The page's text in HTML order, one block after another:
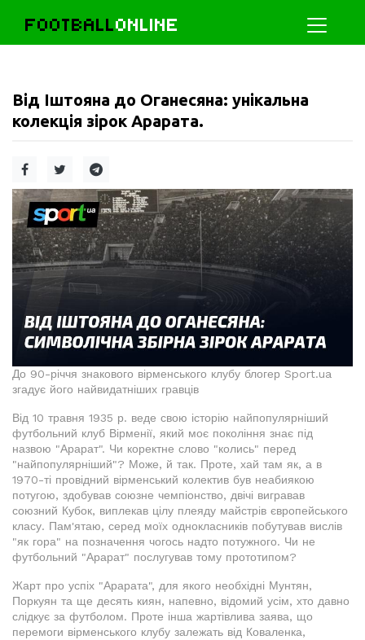
FOOTBALLONLINE
Від Іштояна до Оганесяна: унікальна
колекція зірок Арарата.
До 90-річчя знакового вірменського клубу блогер Sport.ua
згадує його найвидатніших гравців
Від 10 травня 1935 р. веде свою історію найпопулярніший
футбольний клуб Вірменії, який моє покоління знає під
назвою "Арарат". Чи коректне слово "колись" перед
"найпопулярніший"? Може, й так. Проте, хай там як, а в
1970-ті провідний вірменський колектив був неабиякою
потугою, здобував союзне чемпіонство, двічі вигравав
союзний Кубок, виплекав цілу плеяду майстрів європейського
класу. Пам'ятаю, серед моїх однокласників побутував вислів
"як гора" на позначення чогось надто потужного. Чи не
футбольний "Арарат" послугував тому прототипом?
Жарт про успіх "Арарата", для якого необхідні Мунтян,
Поркуян та ще десять киян, напевно, відомий усім, хто давно
слідкує за футболом. Проте інша жартівлива заява, що
перемоги вірменського клубу залежать від Коваленка,